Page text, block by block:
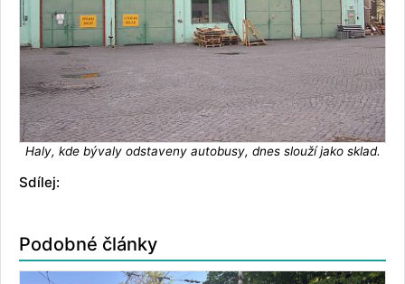
Haly, kde bývaly odstaveny autobusy, dnes slouží jako sklad.
Sdílej:
Podobné články